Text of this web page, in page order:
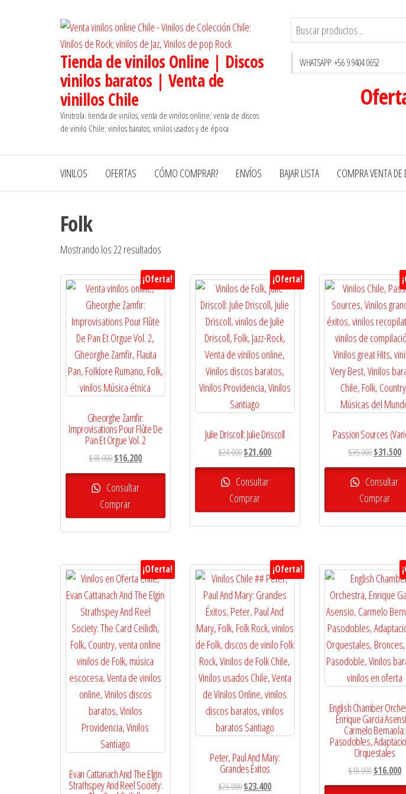
Tienda de vinilos Online | Discos
vinilos baratos | Venta de
vinillos Chile
Vinitrola: tienda de vinilos, venta de vinilos online; venta de discos
de vinilo Chile; vinilos baratos, vinilos usados y de época
WHATSAPP: +56 9 9404 0652
VINILOS OFERTAS CÓMO COMPRAR? ENVÍOS BAJAR LISTA COMPRA VENTA
Folk
Mostrando los 22 resultados
los
¡Oferta!
Gheorghe Zamfir:
Improvisations Pour Flûte De
Pan Et Orgue Vol. 2
$18.000El
precio
original
era:
$18.000.
$16.200El
precio
$16.200.
Consultar
Comprar
¡Oferta!
Julie Driscoll: Julie Driscoll
$24.000El
precio
original
era:
$24.000.
$21.600El
precio
$21.600.
Consultar
Comprar
Passion Sources
$35.000 El
precio
original
era:
$35.000.
$31.500El
Consultar
Comprar
¡Oferta!
Evan Cattanach And The Elgin
Strathspey And Reel Society:
¡Oferta!
Peter, Paul And Mary:
Grandes Éxitos
$26.000El
$23.400El
English Chamber
Enrique Garcia
Carmelo Bernaola:
Pasodobles,
Orquestales
$18.000 El
precio
$16.000El